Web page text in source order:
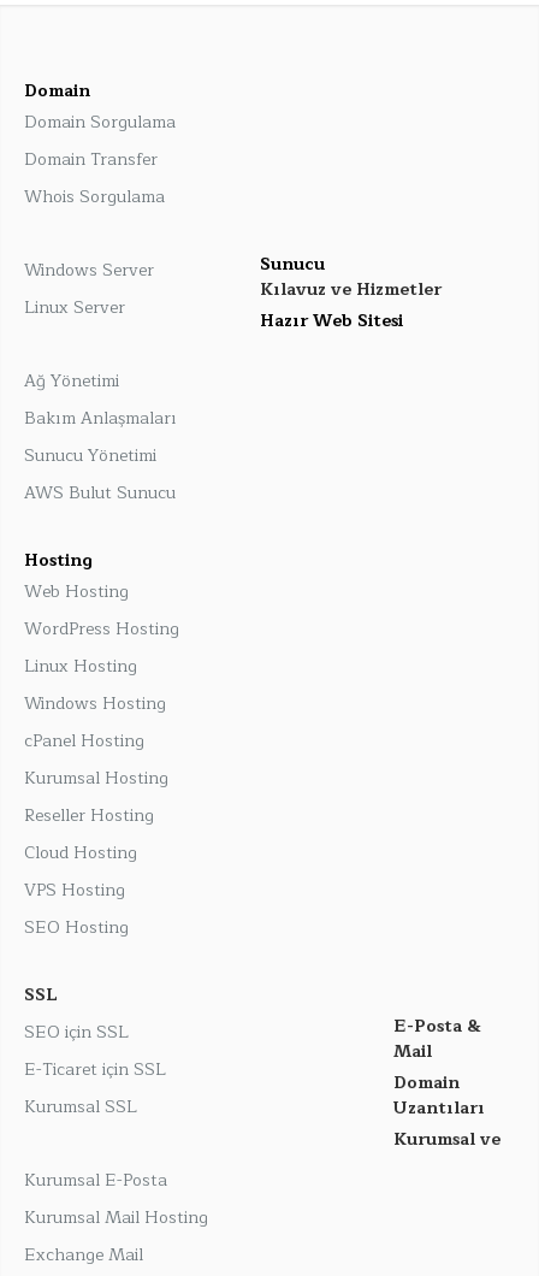
Domain
Domain Sorgulama
Domain Transfer
Whois Sorgulama
Sunucu
Windows Server
Linux Server
Kılavuz ve Hizmetler
Ağ Yönetimi
Bakım Anlaşmaları
Sunucu Yönetimi
AWS Bulut Sunucu
Hazır Web Sitesi
Hosting
Web Hosting
WordPress Hosting
Linux Hosting
Windows Hosting
cPanel Hosting
Kurumsal Hosting
Reseller Hosting
Cloud Hosting
VPS Hosting
SEO Hosting
SSL
SEO için SSL
E-Ticaret için SSL
Kurumsal SSL
E-Posta &
Mail
Kurumsal E-Posta
Kurumsal Mail Hosting
Exchange Mail
Domain
Uzantıları
Kurumsal ve